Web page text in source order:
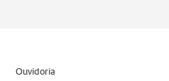
Ouvidoria